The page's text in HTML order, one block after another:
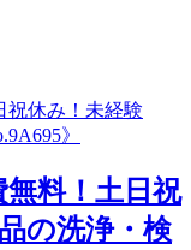
無料！土日祝
の洗浄・検